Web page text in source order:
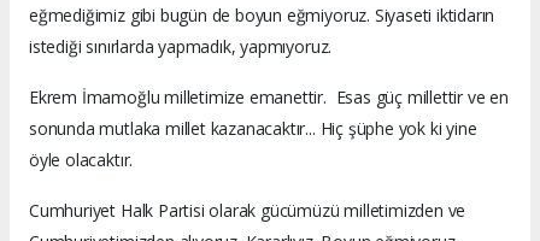
eğmediğimiz gibi bugün de boyun eğmiyoruz. Siyaseti iktidarın
istediği sınırlarda yapmadık, yapmıyoruz.
Ekrem İmamoğlu milletimize emanettir. Esas güç millettir ve en
sonunda mutlaka millet kazanacaktır... Hiç şüphe yok ki yine
öyle olacaktır.
Cumhuriyet Halk Partisi olarak gücümüzü milletimizden ve